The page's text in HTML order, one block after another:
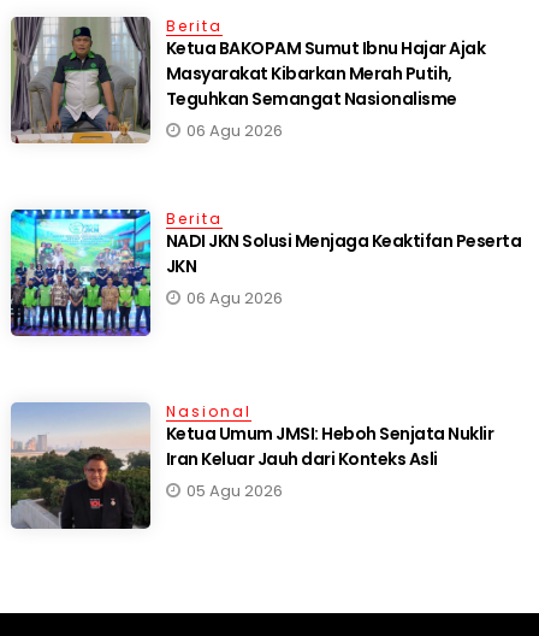
Berita
Ketua BAKOPAM Sumut Ibnu Hajar Ajak
Masyarakat Kibarkan Merah Putih,
Teguhkan Semangat Nasionalisme
06 Agu 2026
Berita
NADI JKN Solusi Menjaga Keaktifan Peserta
JKN
06 Agu 2026
Nasional
Ketua Umum JMSI: Heboh Senjata Nuklir
Iran Keluar Jauh dari Konteks Asli
05 Agu 2026